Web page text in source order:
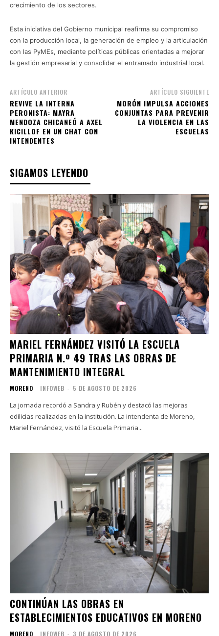
crecimiento de los sectores.
Esta iniciativa del Gobierno municipal reafirma su compromiso
con la producción local, la generación de empleo y la articulación
con las PyMEs, mediante políticas públicas orientadas a mejorar
la gestión empresarial y consolidar el entramado industrial local.
ARTÍCULO ANTERIOR
REVIVE LA INTERNA
PERONISTA: MAYRA
MENDOZA CHICANEÓ A AXEL
KICILLOF EN UN CHAT CON
INTENDENTES
ARTÍCULO SIGUIENTE
MORÓN IMPULSA ACCIONES
CONJUNTAS PARA PREVENIR
LA VIOLENCIA EN LAS
ESCUELAS
SIGAMOS LEYENDO
MARIEL FERNÁNDEZ VISITÓ LA ESCUELA
PRIMARIA N.º 49 TRAS LAS OBRAS DE
MANTENIMIENTO INTEGRAL
MORENO INFOWEB - 5 DE AGOSTO DE 2026
La jornada recordó a Sandra y Rubén y destacó las mejoras
edilicias realizadas en la institución. La intendenta de Moreno,
Mariel Fernández, visitó la Escuela Primaria...
CONTINÚAN LAS OBRAS EN
ESTABLECIMIENTOS EDUCATIVOS EN MORENO
MORENO INFOWEB - 3 DE AGOSTO DE 2026